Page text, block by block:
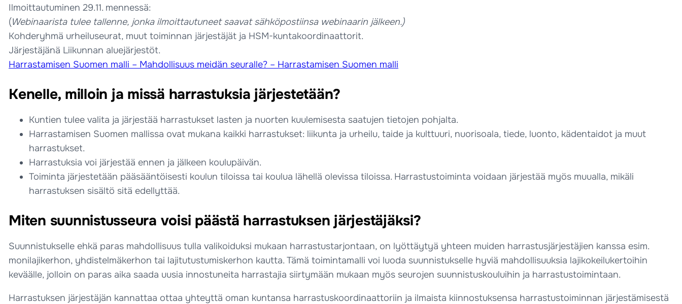
Ilmoittautuminen 29.11. mennessä:
(Webinaarista tulee tallenne, jonka ilmoittautuneet saavat sähköpostiinsa webinaarin jälkeen.)
Kohderyhmä urheiluseurat, muut toiminnan järjestäjät ja HSM-kuntakoordinaattorit.
Järjestäjänä Liikunnan aluejärjestöt.
Harrastamisen Suomen malli – Mahdollisuus meidän seuralle? – Harrastamisen Suomen malli
Kenelle, milloin ja missä harrastuksia järjestetään?
Kuntien tulee valita ja järjestää harrastukset lasten ja nuorten kuulemisesta saatujen tietojen pohjalta.
Harrastamisen Suomen mallissa ovat mukana kaikki harrastukset: liikunta ja urheilu, taide ja kulttuuri, nuorisoala, tiede, luonto, kädentaidot ja muut
harrastukset.
Harrastuksia voi järjestää ennen ja jälkeen koulupäivän.
Toiminta järjestetään pääsääntöisesti koulun tiloissa tai koulua lähellä olevissa tiloissa. Harrastustoiminta voidaan järjestää myös muualla, mikäli
harrastuksen sisältö sitä edellyttää.
Miten suunnistusseura voisi päästä harrastuksen järjestäjäksi?
Suunnistukselle ehkä paras mahdollisuus tulla valikoiduksi mukaan harrastustarjontaan, on lyöttäytyä yhteen muiden harrastusjärjestäjien kanssa esim.
monilajikerhon, yhdistelmäkerhon tai lajitutustumiskerhon kautta. Tämä toimintamalli voi luoda suunnistukselle hyviä mahdollisuuksia lajikokeilukertoihin
keväälle, jolloin on paras aika saada uusia innostuneita harrastajia siirtymään mukaan myös seurojen suunnistuskouluihin ja harrastustoimintaan.
Harrastuksen järjestäjän kannattaa ottaa yhteyttä oman kuntansa harrastuskoordinaattoriin ja ilmaista kiinnostuksensa harrastustoiminnan järjestämisestä